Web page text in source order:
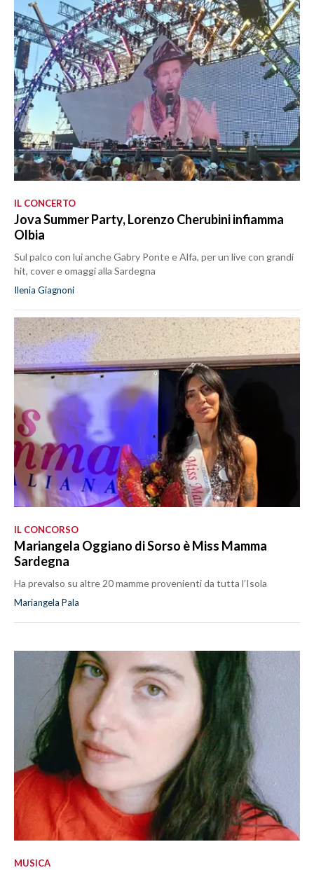
IL CONCERTO
Jova Summer Party, Lorenzo Cherubini infiamma
Olbia
Sul palco con lui anche Gabry Ponte e Alfa, per un live con grandi
hit, cover e omaggi alla Sardegna
Ilenia Giagnoni
IL CONCORSO
Mariangela Oggiano di Sorso è Miss Mamma
Sardegna
Ha prevalso su altre 20 mamme provenienti da tutta l’Isola
Mariangela Pala
MUSICA